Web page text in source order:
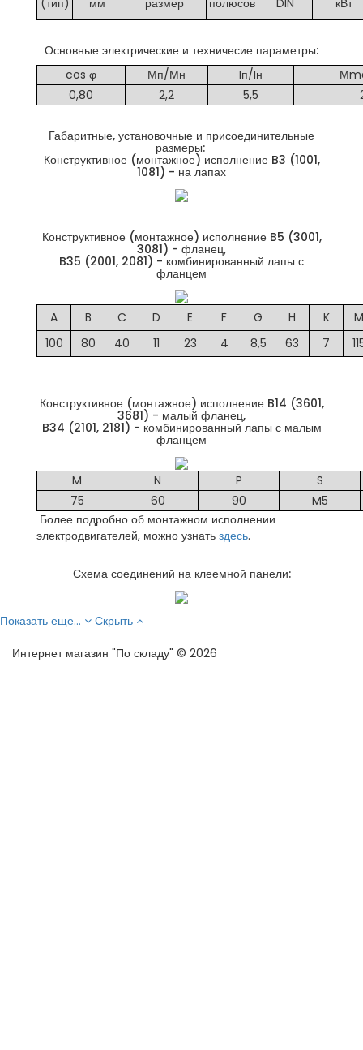
(тип) мм размер полюсов DIN кВт
Основные электрические и техничесие параметры:
cos φ
Мп/Мн Iп/Iн
0,80
2,2 5,5
Габаритные, установочные и присоединительные
размеры:
Конструктивное (монтажное) исполнение B3 (1001,
1081) - на лапах
Конструктивное (монтажное) исполнение B5 (3001,
3081) - фланец,
B35 (2001, 2081) - комбинированный лапы с
фланцем
A B C D E F G H K
M
100
80 40 11 23 4 8,5 63 7
Конструктивное (монтажное) исполнение B14 (3601,
3681) - малый фланец,
B34 (2101, 2181) - комбинированный лапы с малым
фланцем
M N P
S
75
60 90
M5
Более подробно об монтажном исполнении
электродвигателей, можно узнать здесь.
Схема соединений на клеемной панели:
Показать еще...
Скрыть
Интернет магазин "По складу" © 2026